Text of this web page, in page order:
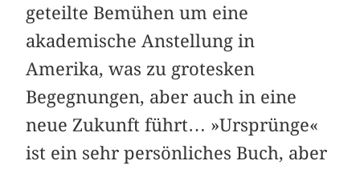
geteilte Bemühen um eine
akademische Anstellung in
Amerika, was zu grotesken
Begegnungen, aber auch in eine
neue Zukunft führt… »Ursprünge«
ist ein sehr persönliches Buch, aber